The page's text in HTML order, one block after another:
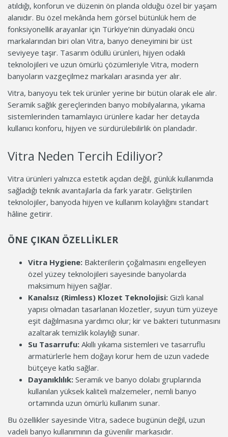
atıldığı, konforun ve düzenin ön planda olduğu özel bir yaşam
alanıdır. Bu özel mekânda hem görsel bütünlük hem de
fonksiyonellik arayanlar için Türkiye’nin dünyadaki öncü
markalarından biri olan Vitra, banyo deneyimini bir üst
seviyeye taşır. Tasarım ödüllü ürünleri, hijyen odaklı
teknolojileri ve uzun ömürlü çözümleriyle Vitra, modern
banyoların vazgeçilmez markaları arasında yer alır.
Vitra, banyoyu tek tek ürünler yerine bir bütün olarak ele alır.
Seramik sağlık gereçlerinden banyo mobilyalarına, yıkama
sistemlerinden tamamlayıcı ürünlere kadar her detayda
kullanıcı konforu, hijyen ve sürdürülebilirlik ön plandadır.
Vitra Neden Tercih Ediliyor?
Vitra ürünleri yalnızca estetik açıdan değil, günlük kullanımda
sağladığı teknik avantajlarla da fark yaratır. Geliştirilen
teknolojiler, banyoda hijyen ve kullanım kolaylığını standart
hâline getirir.
ÖNE ÇIKAN ÖZELLIKLER
Vitra Hygiene: Bakterilerin çoğalmasını engelleyen
özel yüzey teknolojileri sayesinde banyolarda
maksimum hijyen sağlar.
Kanalsız (Rimless) Klozet Teknolojisi: Gizli kanal
yapısı olmadan tasarlanan klozetler, suyun tüm yüzeye
eşit dağılmasına yardımcı olur; kir ve bakteri tutunmasını
azaltarak temizlik kolaylığı sunar.
Su Tasarrufu: Akıllı yıkama sistemleri ve tasarruflu
armatürlerle hem doğayı korur hem de uzun vadede
bütçeye katkı sağlar.
Dayanıklılık: Seramik ve banyo dolabı gruplarında
kullanılan yüksek kaliteli malzemeler, nemli banyo
ortamında uzun ömürlü kullanım sunar.
Bu özellikler sayesinde Vitra, sadece bugünün değil, uzun
vadeli banyo kullanımının da güvenilir markasıdır.